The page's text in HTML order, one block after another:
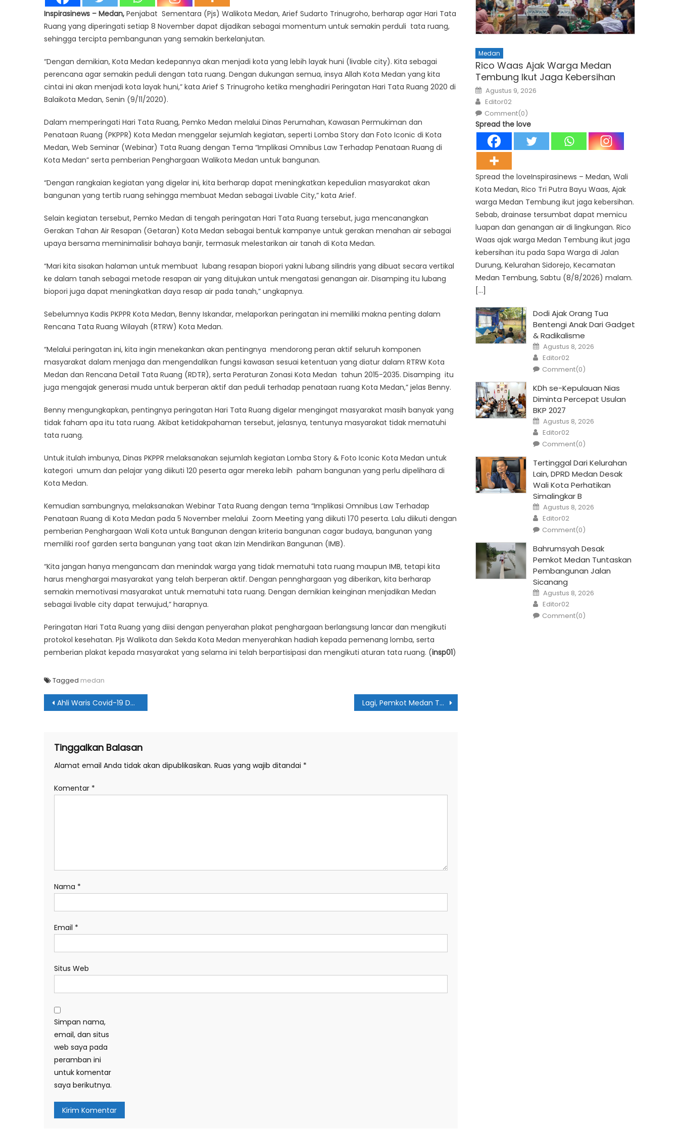
Inspirasinews – Medan, Penjabat Sementara (Pjs) Walikota Medan, Arief Sudarto Trinugroho, berharap agar Hari Tata
Ruang yang diperingati setiap 8 November dapat dijadikan sebagai momentum untuk semakin perduli tata ruang,
sehingga tercipta pembangunan yang semakin berkelanjutan.
“Dengan demikian, Kota Medan kedepannya akan menjadi kota yang lebih layak huni (livable city). Kita sebagai
perencana agar semakin peduli dengan tata ruang. Dengan dukungan semua, insya Allah Kota Medan yang kita
cintai ini akan menjadi kota layak huni,” kata Arief S Trinugroho ketika menghadiri Peringatan Hari Tata Ruang 2020 di
Balaikota Medan, Senin (9/11/2020).
Dalam memperingati Hari Tata Ruang, Pemko Medan melalui Dinas Perumahan, Kawasan Permukiman dan
Penataan Ruang (PKPPR) Kota Medan menggelar sejumlah kegiatan, seperti Lomba Story dan Foto Iconic di Kota
Medan, Web Seminar (Webinar) Tata Ruang dengan Tema “Implikasi Omnibus Law Terhadap Penataan Ruang di
Kota Medan” serta pemberian Penghargaan Walikota Medan untuk bangunan.
“Dengan rangkaian kegiatan yang digelar ini, kita berharap dapat meningkatkan kepedulian masyarakat akan
bangunan yang tertib ruang sehingga membuat Medan sebagai Livable City,” kata Arief.
Selain kegiatan tersebut, Pemko Medan di tengah peringatan Hari Tata Ruang tersebut, juga mencanangkan
Gerakan Tahan Air Resapan (Getaran) Kota Medan sebagai bentuk kampanye untuk gerakan menahan air sebagai
upaya bersama meminimalisir bahaya banjir, termasuk melestarikan air tanah di Kota Medan.
“Mari kita sisakan halaman untuk membuat lubang resapan biopori yakni lubang silindris yang dibuat secara vertikal
ke dalam tanah sebagai metode resapan air yang ditujukan untuk mengatasi genangan air. Disamping itu lubang
biopori juga dapat meningkatkan daya resap air pada tanah,” ungkapnya.
Sebelumnya Kadis PKPPR Kota Medan, Benny Iskandar, melaporkan peringatan ini memiliki makna penting dalam
Rencana Tata Ruang Wilayah (RTRW) Kota Medan.
“Melalui peringatan ini, kita ingin menekankan akan pentingnya mendorong peran aktif seluruh komponen
masyarakat dalam menjaga dan mengendalikan fungsi kawasan sesuai ketentuan yang diatur dalam RTRW Kota
Medan dan Rencana Detail Tata Ruang (RDTR), serta Peraturan Zonasi Kota Medan tahun 2015-2035. Disamping itu
juga mengajak generasi muda untuk berperan aktif dan peduli terhadap penataan ruang Kota Medan,” jelas Benny.
Benny mengungkapkan, pentingnya peringatan Hari Tata Ruang digelar mengingat masyarakat masih banyak yang
tidak faham apa itu tata ruang. Akibat ketidakpahaman tersebut, jelasnya, tentunya masyarakat tidak mematuhi
tata ruang.
Untuk itulah imbunya, Dinas PKPPR melaksanakan sejumlah kegiatan Lomba Story & Foto Iconic Kota Medan untuk
kategori umum dan pelajar yang diikuti 120 peserta agar mereka lebih paham bangunan yang perlu dipelihara di
Kota Medan.
Kemudian sambungnya, melaksanakan Webinar Tata Ruang dengan tema “Implikasi Omnibus Law Terhadap
Penataan Ruang di Kota Medan pada 5 November melalui Zoom Meeting yang diikuti 170 peserta. Lalu diikuti dengan
pemberian Penghargaan Wali Kota untuk Bangunan dengan kriteria bangunan cagar budaya, bangunan yang
memiliki roof garden serta bangunan yang taat akan Izin Mendirikan Bangunan (IMB).
“Kita jangan hanya mengancam dan menindak warga yang tidak mematuhi tata ruang maupun IMB, tetapi kita
harus menghargai masyarakat yang telah berperan aktif. Dengan pennghargaan yag diberikan, kita berharap
semakin memotivasi masyarakat untuk mematuhi tata ruang. Dengan demikian keinginan menjadikan Medan
sebagai livable city dapat terwujud,” harapnya.
Peringatan Hari Tata Ruang yang diisi dengan penyerahan plakat penghargaan berlangsung lancar dan mengikuti
protokol kesehatan. Pjs Walikota dan Sekda Kota Medan menyerahkan hadiah kepada pemenang lomba, serta
pemberian plakat kepada masyarakat yang selama ini telah berpartisipasi dan mengikuti aturan tata ruang. (insp01)
Tagged medan
Navigasi
Ahli Waris Covid-19 Dapat Santunan Rp15 Juta Lagi, Pemkot Medan Terima PSU Dari Pengembang
Tinggalkan Balasan
Alamat email Anda tidak akan dipublikasikan. Ruas yang wajib ditandai *
Komentar *
Nama *
Email *
Situs Web
Simpan nama,
email, dan situs
web saya pada
peramban ini
untuk komentar
saya berikutnya.
Medan
Rico Waas Ajak Warga Medan
Tembung Ikut Jaga Kebersihan
Posted
on
Agustus 9, 2026
Author
Editor02
Comment(0)
Spread the love
Spread the loveInspirasinews – Medan, Wali
Kota Medan, Rico Tri Putra Bayu Waas, Ajak
warga Medan Tembung ikut jaga kebersihan.
Sebab, drainase tersumbat dapat memicu
luapan dan genangan air di lingkungan. Rico
Waas ajak warga Medan Tembung ikut jaga
kebersihan itu pada Sapa Warga di Jalan
Durung, Kelurahan Sidorejo, Kecamatan
Medan Tembung, Sabtu (8/8/2026) malam.
[…]
Dodi Ajak Orang Tua
Bentengi Anak Dari Gadget
& Radikalisme
Posted
on
Agustus 8, 2026
Author
Editor02
Comment(0)
KDh se-Kepulauan Nias
Diminta Percepat Usulan
BKP 2027
Posted
on
Agustus 8, 2026
Author
Editor02
Comment(0)
Tertinggal Dari Kelurahan
Lain, DPRD Medan Desak
Wali Kota Perhatikan
Simalingkar B
Posted
on
Agustus 8, 2026
Author
Editor02
Comment(0)
Bahrumsyah Desak
Pemkot Medan Tuntaskan
Pembangunan Jalan
Sicanang
Posted
on
Agustus 8, 2026
Author
Editor02
Comment(0)